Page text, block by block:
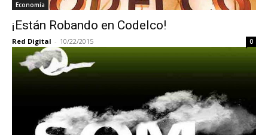
Economía
¡Están Robando en Codelco!
Red Digital - 10/22/2015 0